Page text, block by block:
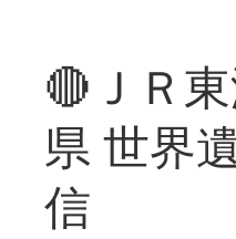
🔴ＪＲ
県 世界
信